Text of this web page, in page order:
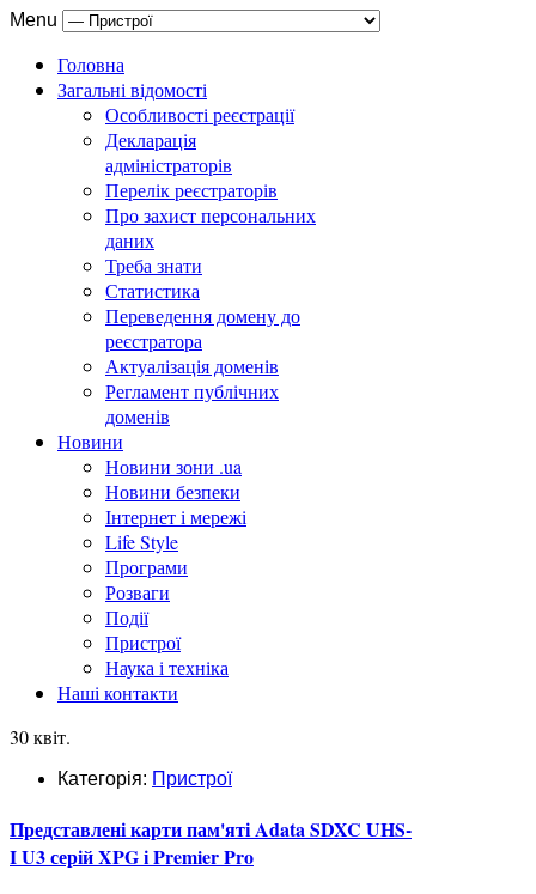
Menu
Головна
Загальні відомості
Особливості реєстрації
Декларація
адміністраторів
Перелік реєстраторів
Про захист персональних
даних
Треба знати
Статистика
Переведення домену до
реєстратора
Актуалізація доменів
Регламент публічних
доменів
Новини
Новини зони .ua
Новини безпеки
Інтернет і мережі
Life Style
Програми
Розваги
Події
Пристрої
Наука і техніка
Наші контакти
30 квіт.
Категорія: Пристрої
Представлені карти пам'яті Adata SDXC UHS-
I U3 серій XPG і Premier Pro